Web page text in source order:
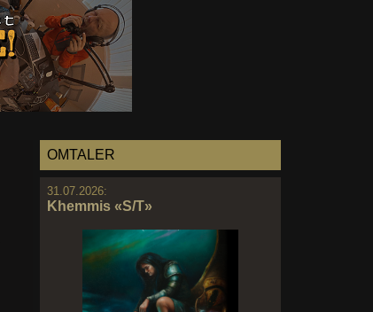
OMTALER
31.07.2026:
Khemmis «S/T»